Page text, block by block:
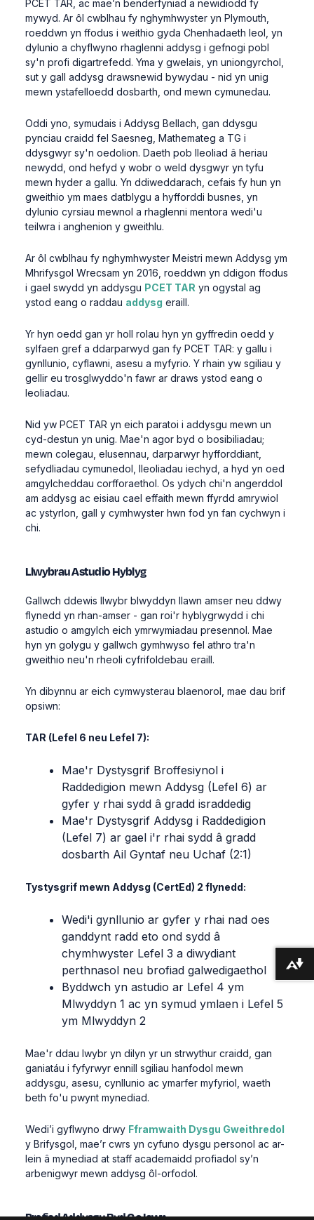
PCET TAR, ac mae’n benderfyniad a newidiodd fy
mywyd. Ar ôl cwblhau fy nghymhwyster yn Plymouth,
roeddwn yn ffodus i weithio gyda Chenhadaeth leol yn
dylunio a chyflwyno rhaglenni addysg i gefnogi pobl
sy'n profi digartrefedd. Yma y gwelais yn uniongyrchol
suty gall addysg drawsnewid bywydau - nid yn unig
mewn ystafelloedd dosbarth ond mewn cymunedau.
Oddi yno symudais i Addysg Bellach, gan ddysgu
pynciau craidd fel Saesneg Mathemateg a TG i
ddysgwyr sy'n oedolion. Daeth pob lleoliad â heriau
newydd ond hefyd y wobro weld dysgwyr yn tyfu
mewn hydera gallu. Yn ddiweddarach cefais fy hun yn
gweithio ym maes datblygu a hyfforddi busnes yn
dylunio cyrsiau mewnol a rhaglenni mentora wedi'u
teilwra i anghenion y gweithlu.
Ar ôl cwblhau fy nghymhwyster Meistri mewn Addysg ym
Mhrifysgol Wrecsam yn 2016, roeddwn yn ddigon ffodus
i gael swydd yn addysgu PCET TAR yn ogystal ag
ystod eang o raddau addysg eraill.
Yr hyn oedd gan yr holl rolau hyn yn gyffredin oedd y
sylfaen grefa ddarparwyd gan fyPCET TAR: y gallu i
gynllunio cyflawni asesu a myfyrio. Y rhain yw sgiliau y
gellir eu trosglwyddo'n fawr ardraws ystod eang o
leoliadau.
Nid ywPCET TAR yn eich paratoi i addysgu mewn un
cyd-destun yn unig. Mae'n agor byd o bosibiliadau;
mewn colegau elusennau darparwyr hyfforddiant,
sefydliadau cymunedol lleoliadau iechyd, a hyd yn oed
amgylcheddau corfforaethol. Os ydych chi'n angerddol
am addysg ac eisiau cael effaith mewn ffyrdd amrywiol
ac ystyrlon , gall y cymhwyster hwn fod yn fan cychwyn i
chi.
LlwybrauAstudioHyblyg
Gallwch ddewis llwybr blwyddyn llawn amserneu ddwy
flynedd yn rhan-amser- gan roi'r hyblygrwydd i chi
astudio o amgylch eich ymrwymiadau presennol. Mae
hyn yn golygu y gallwch gymhwyso fel athro tra'n
gweithio neu'n rheoli cyfrifoldebau eraill.
Yn dibynnu ar eich cymwysterau blaenorol mae dau brif
opsiwn:
TAR (Lefel 6 neu Lefel 7):
Mae'r Dystysgrif Broffesiynol i
Raddedigion mewn Addysg(Lefel6) ar
gyfery rhai syddâ gradd israddedig
Mae'r Dystysgrif Addysg i Raddedigion
(Lefel7) ar gael i'r rhai syddâ gradd
dosbarthAil Gyntafneu Uchaf(2:1)
Tystysgrif mewn Addysg (CertEd) 2 flynedd:
Wedi'i gynllunio ar gyfery rhai nad oes
ganddynt radd eto ond syddâ
chymhwyster Lefel3 a diwydiant
perthnasolneu brofiad galwedigaethol
Byddwch yn astudio ar Lefel4 ym
Mlwyddyn1 ac yn symud ymlaen i Lefel5
ym Mlwyddyn2
Mae'r ddau lwybr yn dilyn yr un strwythur craidd gan
ganiatáu i fyfyrwyr ennill sgiliau hanfodol mewn
addysgu asesu cynllunio ac ymarfer myfyriol waeth
beth fo'u pwynt mynediad.
Wedi’i gyflwyno drwy Fframwaith Dysgu Gweithredol
y Brifysgol mae’r cwrs yn cyfuno dysgu personol ac ar-
lein â mynediad at staff academaidd profiadol sy’n
arbenigwyr mewn addysg ôl-orfodol.
ProfiadAddysguBydGoIawn
Lawrlwytho fformatau amgen ...